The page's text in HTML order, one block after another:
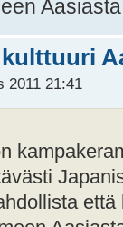
2011 21:41